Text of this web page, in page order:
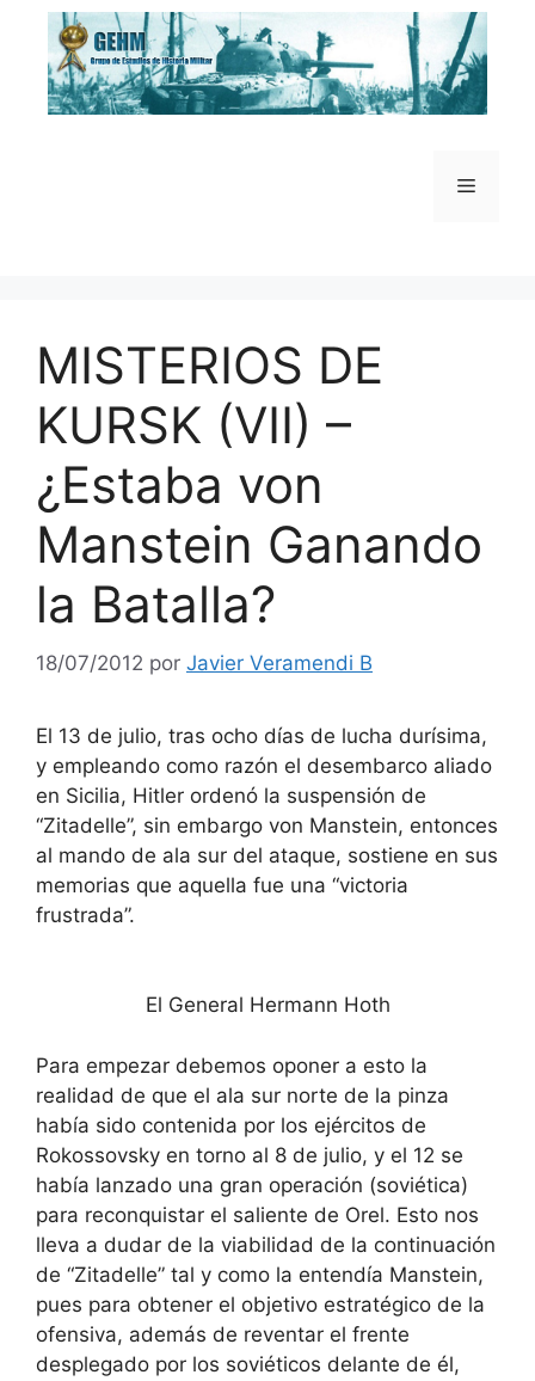
Saltar
contenido
Menú
MISTERIOS DE
KURSK (VII) –
¿Estaba von
Manstein Ganando
la Batalla?
18/07/2012 por Javier Veramendi B
El 13 de julio, tras ocho días de lucha durísima,
y empleando como razón el desembarco aliado
en Sicilia, Hitler ordenó la suspensión de
“Zitadelle”, sin embargo von Manstein, entonces
al mando de ala sur del ataque, sostiene en sus
memorias que aquella fue una “victoria
frustrada”.
El General Hermann Hoth
Para empezar debemos oponer a esto la
realidad de que el ala sur norte de la pinza
había sido contenida por los ejércitos de
Rokossovsky en torno al 8 de julio, y el 12 se
había lanzado una gran operación (soviética)
para reconquistar el saliente de Orel. Esto nos
lleva a dudar de la viabilidad de la continuación
de “Zitadelle” tal y como la entendía Manstein,
pues para obtener el objetivo estratégico de la
ofensiva, además de reventar el frente
desplegado por los soviéticos delante de él,